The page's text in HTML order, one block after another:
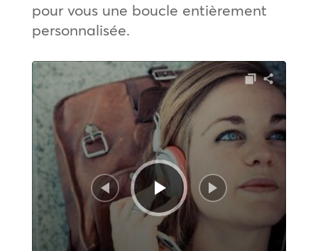
pour vous une boucle entièrement
personnalisée.
Lecteur